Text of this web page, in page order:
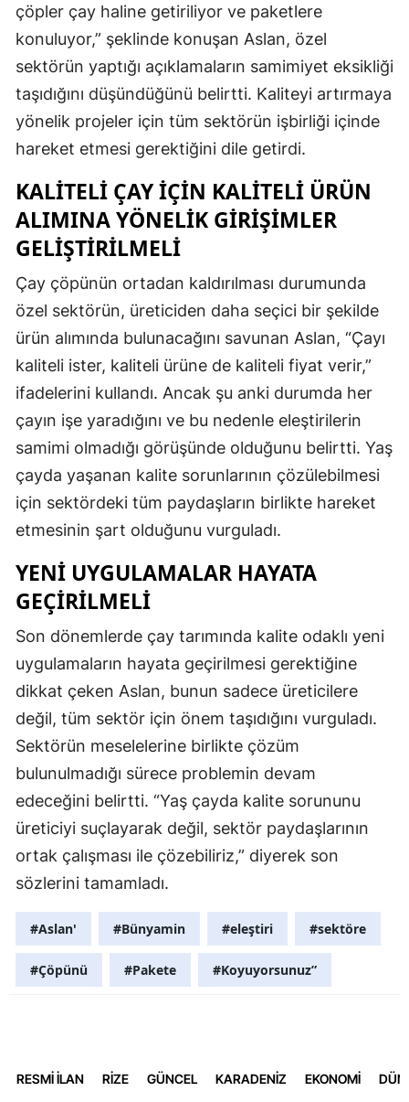
çöpler çay haline getiriliyor ve paketlere
konuluyor,” şeklinde konuşan Aslan, özel
sektörün yaptığı açıklamaların samimiyet eksikliği
taşıdığını düşündüğünü belirtti. Kaliteyi artırmaya
yönelik projeler için tüm sektörün işbirliği içinde
hareket etmesi gerektiğini dile getirdi.
KALITELI ÇAY İÇIN KALITELI ÜRÜN
ALIMINA YÖNELIK GIRIŞIMLER
GELIŞTIRILMELI
Çay çöpünün ortadan kaldırılması durumunda
özel sektörün, üreticiden daha seçici bir şekilde
ürün alımında bulunacağını savunan Aslan, “Çayı
kaliteli ister, kaliteli ürüne de kaliteli fiyat verir,”
ifadelerini kullandı. Ancak şu anki durumda her
çayın işe yaradığını ve bu nedenle eleştirilerin
samimi olmadığı görüşünde olduğunu belirtti. Yaş
çayda yaşanan kalite sorunlarının çözülebilmesi
için sektördeki tüm paydaşların birlikte hareket
etmesinin şart olduğunu vurguladı.
YENI UYGULAMALAR HAYATA
GEÇIRILMELI
Son dönemlerde çay tarımında kalite odaklı yeni
uygulamaların hayata geçirilmesi gerektiğine
dikkat çeken Aslan, bunun sadece üreticilere
değil, tüm sektör için önem taşıdığını vurguladı.
Sektörün meselelerine birlikte çözüm
bulunulmadığı sürece problemin devam
edeceğini belirtti. “Yaş çayda kalite sorununu
üreticiyi suçlayarak değil, sektör paydaşlarının
ortak çalışması ile çözebiliriz,” diyerek son
sözlerini tamamladı.
#Aslan' #Bünyamin #eleştiri #sektöre
#Çöpünü #Pakete #Koyuyorsunuz”
RESMİ İLAN RİZE GÜNCEL KARADENİZ EKONOMİ